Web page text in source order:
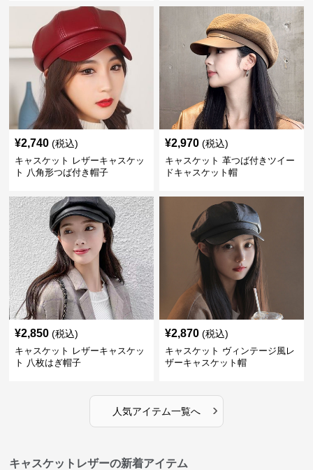
¥2,740 (税込)
キャスケット レザーキャスケッ
ト 八角形つば付き帽子
¥2,970 (税込)
キャスケット 革つば付きツイー
ドキャスケット帽
¥2,850 (税込)
キャスケット レザーキャスケッ
ト 八枚はぎ帽子
¥2,870 (税込)
キャスケット ヴィンテージ風レ
ザーキャスケット帽
人気アイテム一覧へ ›
キャスケットレザーの新着アイテム